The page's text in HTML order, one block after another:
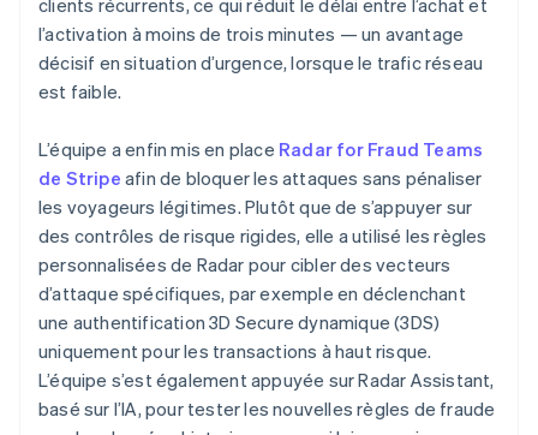
l’activation à moins de trois minutes — un avantage
décisif en situation d’urgence, lorsque le trafic réseau
est faible.
L’équipe a enfin mis en place Radar for Fraud Teams
de Stripe afin de bloquer les attaques sans pénaliser
les voyageurs légitimes. Plutôt que de s’appuyer sur
des contrôles de risque rigides, elle a utilisé les règles
personnalisées de Radar pour cibler des vecteurs
d’attaque spécifiques, par exemple en déclenchant
une authentification 3D Secure dynamique (3DS)
uniquement pour les transactions à haut risque.
L’équipe s’est également appuyée sur Radar Assistant,
basé sur l’IA, pour tester les nouvelles règles de fraude